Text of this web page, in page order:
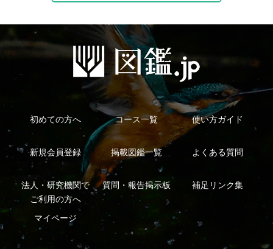
Copyright ©2016 Yama-kei Publishers co.,Ltd.
An impress Group Company. All rights reserved.